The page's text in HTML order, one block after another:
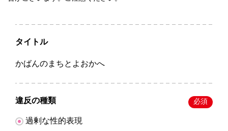
タイトル
かばんのまちとよおかへ
違反の種類 必須
過剰な性的表現